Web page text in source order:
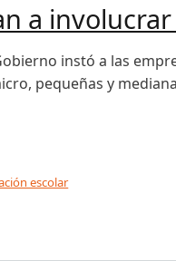
a
instó a las
pequeñas y
escolar